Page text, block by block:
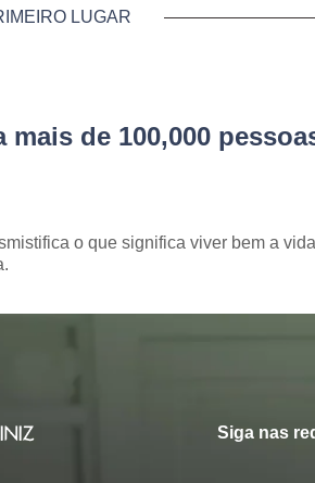
LUGAR
mais de 100,000
o que significa viver bem a
Siga nas